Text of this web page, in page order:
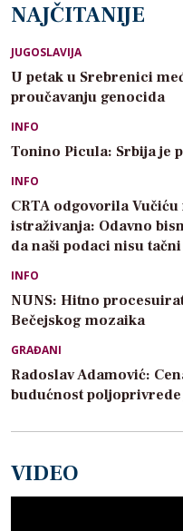
NAJČITANIJE
JUGOSLAVIJA
U petak u Srebrenici
proučavanju genocida
INFO
Tonino Picula: Srbija je
INFO
CRTA odgovorila
istraživanja: Odavno
da naši podaci nisu tačni
INFO
NUNS: Hitno
Bečejskog mozaika
GRAĐANI
Radoslav Adamović:
budućnost
VIDEO